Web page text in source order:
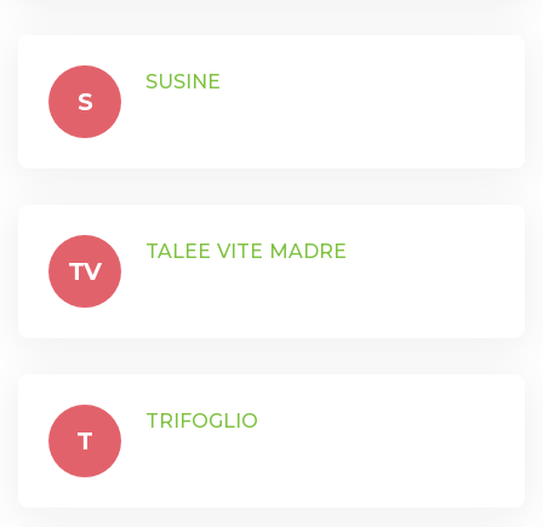
S
SUSINE
TV
TALEE VITE MADRE
T
TRIFOGLIO